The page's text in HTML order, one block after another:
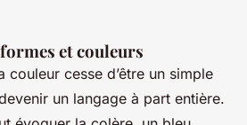
et couleurs
couleur cesse d’être un simple
un langage à part entière.